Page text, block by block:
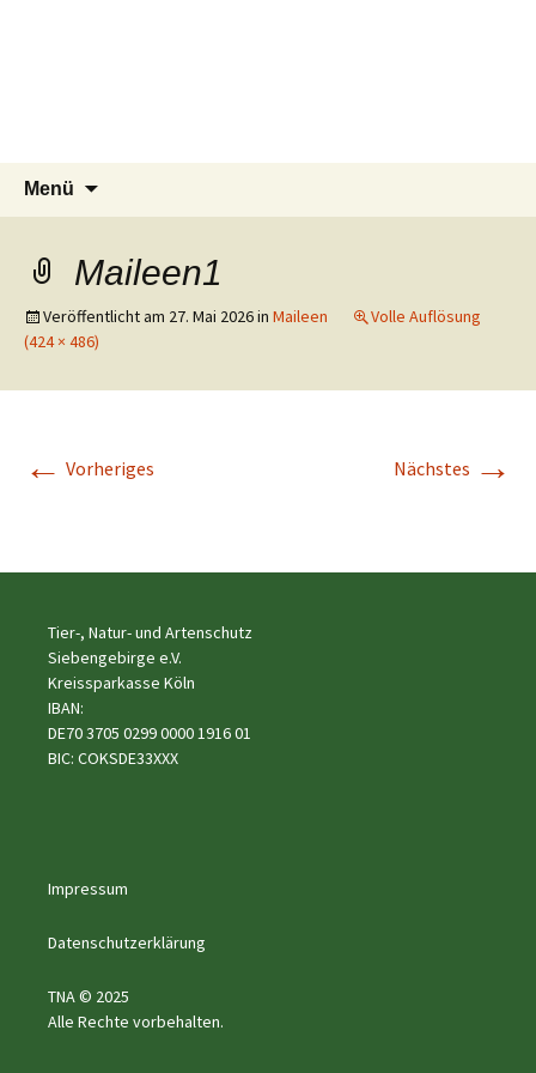
Tier Natur und Artenschutz
Siebengebirge e.V.
Tierschutzverein seit 1985 im
Siebengebirge – Orscheider
Menü
Maileen1
Veröffentlicht am 27. Mai 2026in Maileen
Volle Auflösung
(424 × 486)
← Vorheriges Nächstes →
Tier-, Natur- und Artenschutz
Siebengebirge e.V.
Kreissparkasse Köln
IBAN:
DE70 3705 0299 0000 1916 01
BIC: COKSDE33XXX
Impressum
Datenschutzerklärung
TNA © 2025
Alle Rechte vorbehalten.